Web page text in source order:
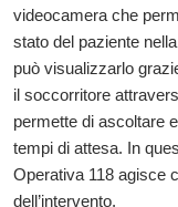
videocamera che
stato del paziente
può visualizzarlo
il soccorritore
permette di ascoltare
tempi di attesa. In
Operativa 118 agisce
dell’intervento.